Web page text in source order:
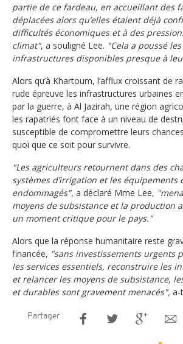
partie de ce fardeau, en accueillant des
déplacées alors qu’elles étaient déjà
difficultés économiques et à des
climat", a souligné Lee. "Cela a poussé les
infrastructures disponibles presque à
Alors qu’à Khartoum, l’afflux croissant de
rude épreuve les infrastructures urbaines
par la guerre, à Al Jazirah, une région
les rapatriés font face à un niveau de
susceptible de compromettre leurs
quoi que ce soit pour survivre.
"Les agriculteurs retournent dans des
systèmes d’irrigation et les équipements
endommagés", a déclaré Mme Lee,
moyens de subsistance et la production
un moment critique pour le pays."
Alors que la réponse humanitaire reste
financée, "sans investissements urgents
les services essentiels, reconstruire les
et relancer les moyens de subsistance,
et durables sont gravement menacés", a-
Partager